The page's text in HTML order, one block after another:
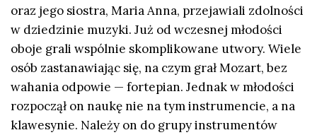
oraz jego siostra, Maria Anna, przejawiali zdolności
w dziedzinie muzyki. Już od wczesnej młodości
oboje grali wspólnie skomplikowane utwory. Wiele
osób zastanawiając się, na czym grał Mozart, bez
wahania odpowie — fortepian. Jednak w młodości
rozpoczął on naukę nie na tym instrumencie, a na
klawesynie. Należy on do grupy instrumentów